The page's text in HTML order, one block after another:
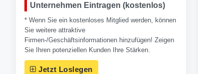
Unternehmen Eintragen (kostenlos)
* Wenn Sie ein kostenloses Mitglied werden, können
Sie weitere attraktive
Firmen-/Geschäftsinformationen hinzufügen! Zeigen
Sie Ihren potenziellen Kunden Ihre Stärken.
Jetzt Loslegen